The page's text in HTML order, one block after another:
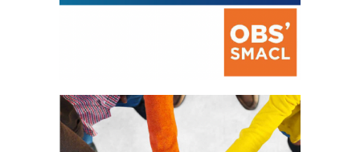
La prévention des conflits
d’intérêts
18 septembre 2023